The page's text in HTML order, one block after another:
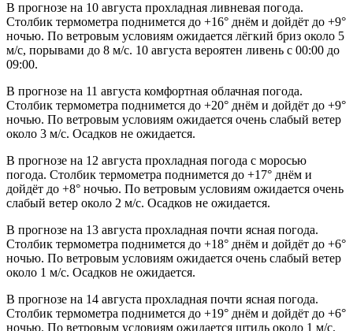
В прогнозе на 10 августа прохладная ливневая погода.
Столбик термометра поднимется до +16° днём и дойдёт до +9°
ночью. По ветровым условиям ожидается лёгкий бриз около 5
м/с, порывами до 8 м/с. 10 августа вероятен ливень с 00:00 до
09:00.
В прогнозе на 11 августа комфортная облачная погода.
Столбик термометра поднимется до +20° днём и дойдёт до +9°
ночью. По ветровым условиям ожидается очень слабый ветер
около 3 м/с. Осадков не ожидается.
В прогнозе на 12 августа прохладная погода с моросью
погода. Столбик термометра поднимется до +17° днём и
дойдёт до +8° ночью. По ветровым условиям ожидается очень
слабый ветер около 2 м/с. Осадков не ожидается.
В прогнозе на 13 августа прохладная почти ясная погода.
Столбик термометра поднимется до +18° днём и дойдёт до +6°
ночью. По ветровым условиям ожидается очень слабый ветер
около 1 м/с. Осадков не ожидается.
В прогнозе на 14 августа прохладная почти ясная погода.
Столбик термометра поднимется до +19° днём и дойдёт до +6°
ночью. По ветровым условиям ожидается штиль около 1 м/с.